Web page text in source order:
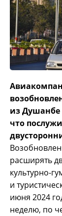
из Душанбе
что
расширять
культурно-
и
июня 2024
неделю, по